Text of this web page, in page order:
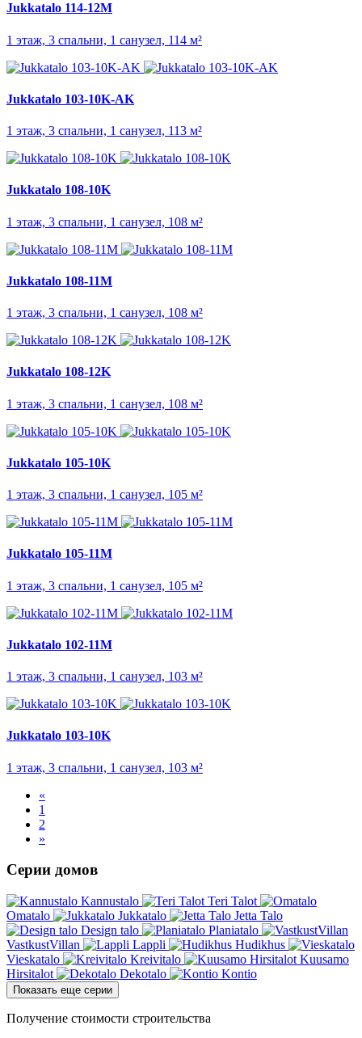
Jukkatalo 114-12M
1 этаж, 3 спальни, 1 санузел, 114 м²
Jukkatalo 103-10K-AK
1 этаж, 3 спальни, 1 санузел, 113 м²
Jukkatalo 108-10K
1 этаж, 3 спальни, 1 санузел, 108 м²
Jukkatalo 108-11M
1 этаж, 3 спальни, 1 санузел, 108 м²
Jukkatalo 108-12K
1 этаж, 3 спальни, 1 санузел, 108 м²
Jukkatalo 105-10K
1 этаж, 3 спальни, 1 санузел, 105 м²
Jukkatalo 105-11M
1 этаж, 3 спальни, 1 санузел, 105 м²
Jukkatalo 102-11M
1 этаж, 3 спальни, 1 санузел, 103 м²
Jukkatalo 103-10K
1 этаж, 3 спальни, 1 санузел, 103 м²
«
1
2
»
Серии домов
Kannustalo
Teri Talot
Omatalo
Jukkatalo
Jetta Talo
Design talo
Planiatalo
VastkustVillan
Lappli
Hudikhus
Vieskatalo
Kreivitalo
Kuusamo
Hirsitalot
Dekotalo Kontio
Показать еще серии
Получение стоимости строительства